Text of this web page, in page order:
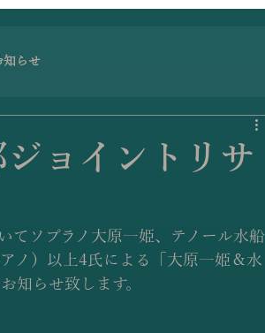
知らせ
ジョイントリサ
てソプラノ大原一姫、テノール水船
ノ）以上4氏による「大原一姫＆水
知らせ致します。